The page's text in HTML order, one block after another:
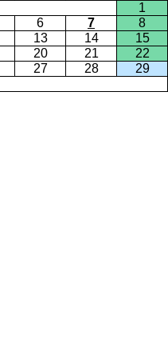
1
6 7
8
13 14
15
20 21
22
27 28
29